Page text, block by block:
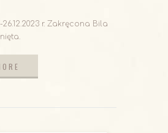
r. Zakręcona Bila